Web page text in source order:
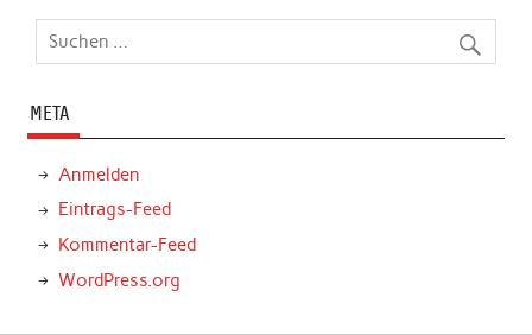
META
Anmelden
Eintrags-Feed
Kommentar-Feed
WordPress.org